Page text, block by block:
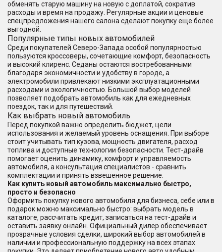
обменять старую машину на новую с доплатой, сократив
расходы и время на продажу. Регулярные акции и ценовые
спецпредложения нашего салона сделают покупку еще более
выгодной.
Популярные типы новых автомобилей
Среди покупателей Северо-Запада особой популярностью
пользуются кроссоверы, сочетающие комфорт, безопасность
и высокий клиренс. Седаны остаются востребованными
благодаря экономичности и удобству в городе, а
электромобили привлекают низкими эксплуатационными
расходами и экологичностью. Большой выбор моделей
позволяет подобрать автомобиль как для ежедневных
поездок, так и для путешествий.
Как выбрать новый автомобиль
Перед покупкой важно определить бюджет, цели
использования и желаемый уровень оснащения. При выборе
стоит учитывать тип кузова, мощность двигателя, расход
топлива и доступные технологии безопасности. Тест-драйв
помогает оценить динамику, комфорт и управляемость
автомобиля, а консультация специалистов - сравнить
комплектации и принять взвешенное решение.
Как купить новый автомобиль максимально быстро,
просто и безопасно
Оформить покупку нового автомобиля для бизнеса, себе или в
подарок можно максимально быстро: выбрать модель в
каталоге, рассчитать кредит, записаться на тест-драйв и
оставить заявку онлайн. Официальный дилер обеспечивает
прозрачные условия сделки, широкий выбор автомобилей в
наличии и профессиональную поддержку на всех этапах